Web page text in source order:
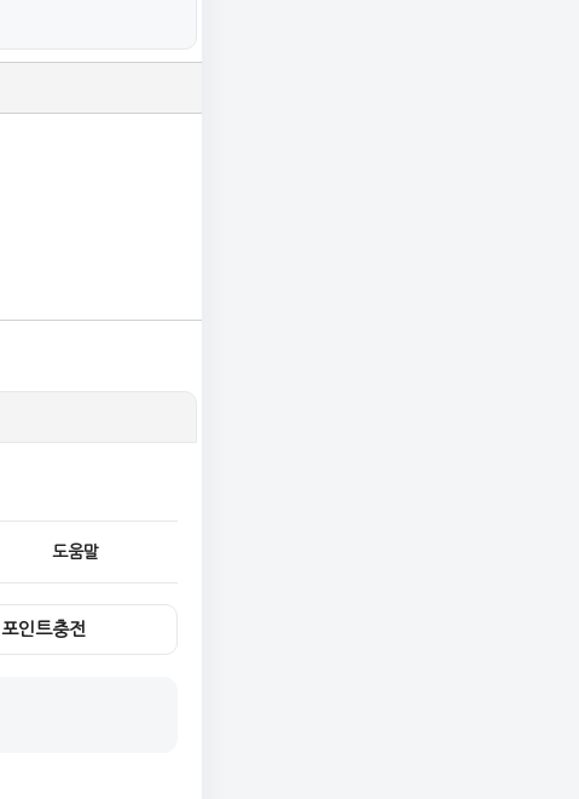
도움말
포인트충전